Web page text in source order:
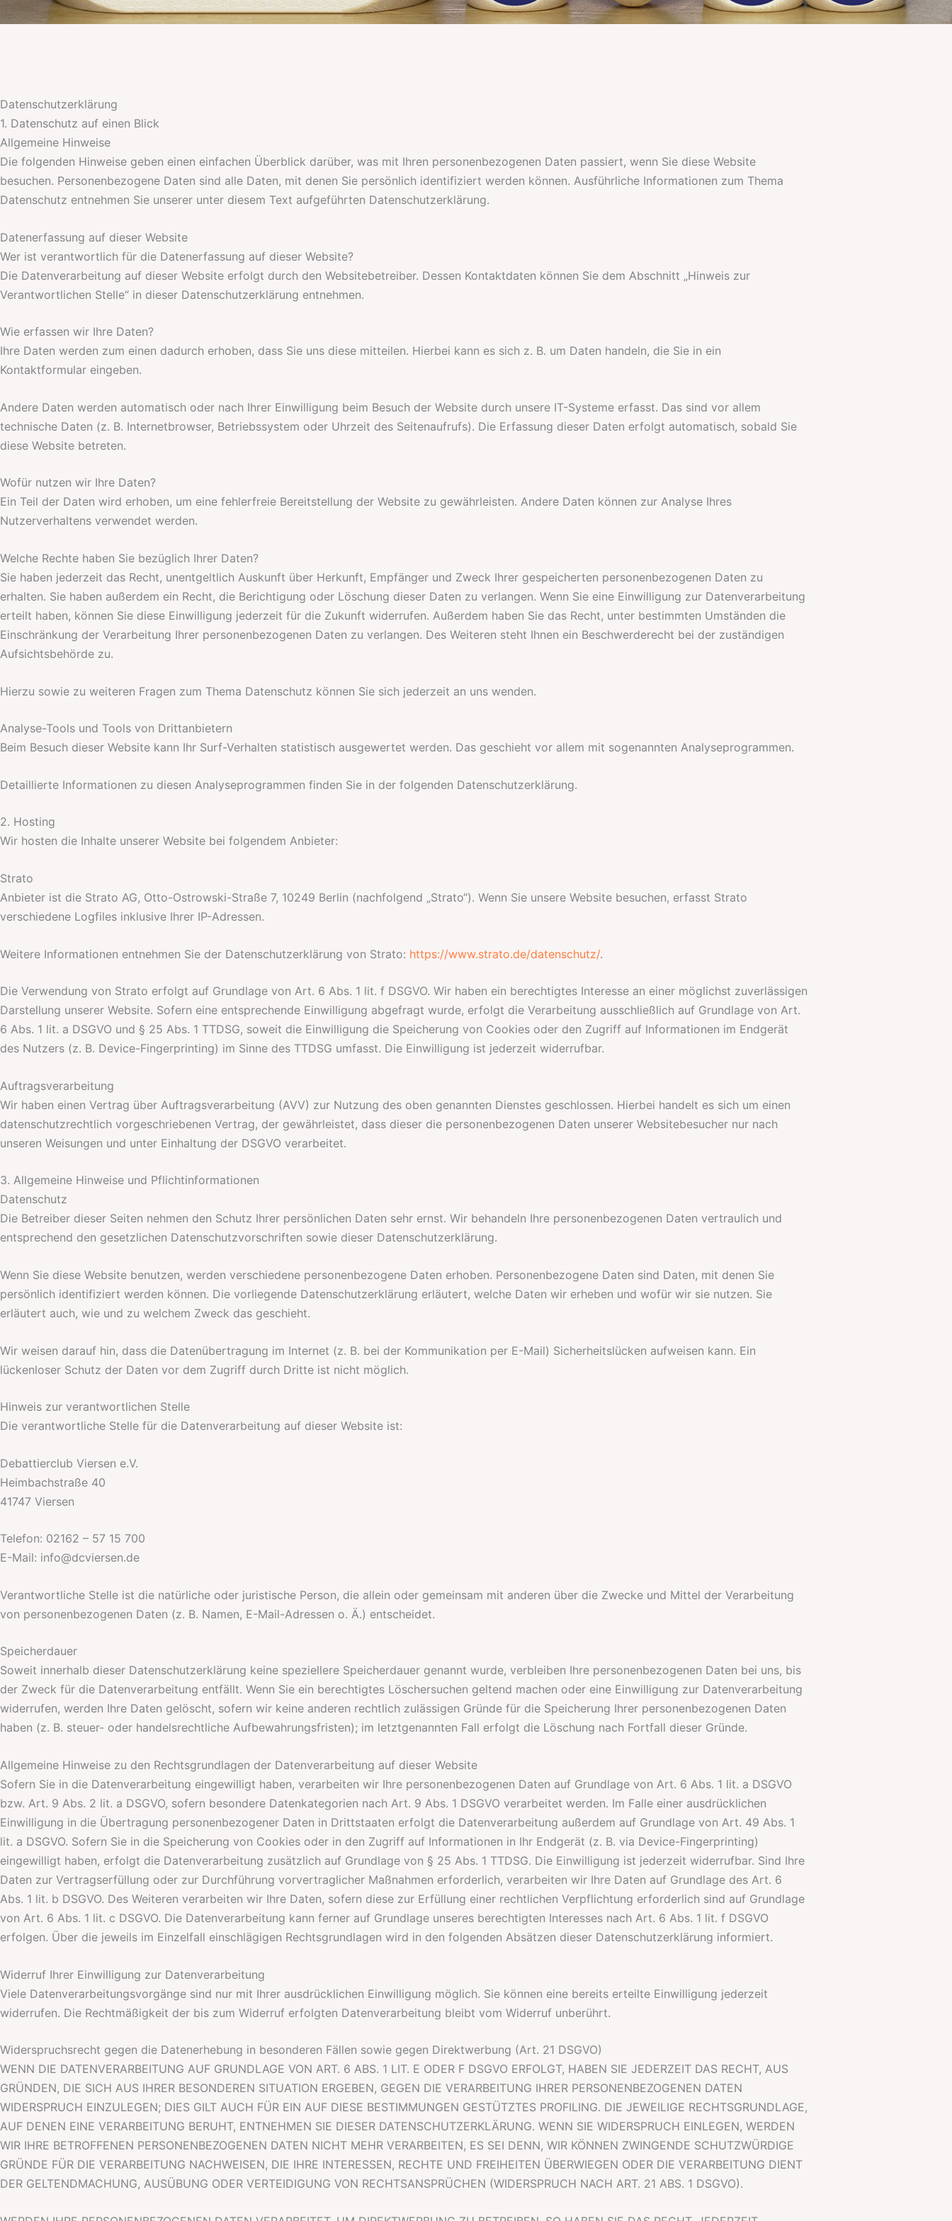
Datenschutz­erklärung
1. Datenschutz auf einen Blick
Allgemeine Hinweise
Die folgenden Hinweise geben einen einfachen Überblick darüber, was mit Ihren personenbezogenen Daten passiert, wenn Sie diese Website
besuchen. Personenbezogene Daten sind alle Daten, mit denen Sie persönlich identifiziert werden können. Ausführliche Informationen zum Thema
Datenschutz entnehmen Sie unserer unter diesem Text aufgeführten Datenschutzerklärung.
Datenerfassung auf dieser Website
Wer ist verantwortlich für die Datenerfassung auf dieser Website?
Die Datenverarbeitung auf dieser Website erfolgt durch den Websitebetreiber. Dessen Kontaktdaten können Sie dem Abschnitt „Hinweis zur
Verantwortlichen Stelle“ in dieser Datenschutzerklärung entnehmen.
Wie erfassen wir Ihre Daten?
Ihre Daten werden zum einen dadurch erhoben, dass Sie uns diese mitteilen. Hierbei kann es sich z. B. um Daten handeln, die Sie in ein
Kontaktformular eingeben.
Andere Daten werden automatisch oder nach Ihrer Einwilligung beim Besuch der Website durch unsere IT-Systeme erfasst. Das sind vor allem
technische Daten (z. B. Internetbrowser, Betriebssystem oder Uhrzeit des Seitenaufrufs). Die Erfassung dieser Daten erfolgt automatisch, sobald Sie
diese Website betreten.
Wofür nutzen wir Ihre Daten?
Ein Teil der Daten wird erhoben, um eine fehlerfreie Bereitstellung der Website zu gewährleisten. Andere Daten können zur Analyse Ihres
Nutzerverhaltens verwendet werden.
Welche Rechte haben Sie bezüglich Ihrer Daten?
Sie haben jederzeit das Recht, unentgeltlich Auskunft über Herkunft, Empfänger und Zweck Ihrer gespeicherten personenbezogenen Daten zu
erhalten. Sie haben außerdem ein Recht, die Berichtigung oder Löschung dieser Daten zu verlangen. Wenn Sie eine Einwilligung zur Datenverarbeitung
erteilt haben, können Sie diese Einwilligung jederzeit für die Zukunft widerrufen. Außerdem haben Sie das Recht, unter bestimmten Umständen die
Einschränkung der Verarbeitung Ihrer personenbezogenen Daten zu verlangen. Des Weiteren steht Ihnen ein Beschwerderecht bei der zuständigen
Aufsichtsbehörde zu.
Hierzu sowie zu weiteren Fragen zum Thema Datenschutz können Sie sich jederzeit an uns wenden.
Analyse-Tools und Tools von Dritt­anbietern
Beim Besuch dieser Website kann Ihr Surf-Verhalten statistisch ausgewertet werden. Das geschieht vor allem mit sogenannten Analyseprogrammen.
Detaillierte Informationen zu diesen Analyseprogrammen finden Sie in der folgenden Datenschutzerklärung.
2. Hosting
Wir hosten die Inhalte unserer Website bei folgendem Anbieter:
Strato
Anbieter ist die Strato AG, Otto-Ostrowski-Straße 7, 10249 Berlin (nachfolgend „Strato“). Wenn Sie unsere Website besuchen, erfasst Strato
verschiedene Logfiles inklusive Ihrer IP-Adressen.
Weitere Informationen entnehmen Sie der Datenschutzerklärung von Strato: https://www.strato.de/datenschutz/.
Die Verwendung von Strato erfolgt auf Grundlage von Art. 6 Abs. 1 lit. f DSGVO. Wir haben ein berechtigtes Interesse an einer möglichst zuverlässigen
Darstellung unserer Website. Sofern eine entsprechende Einwilligung abgefragt wurde, erfolgt die Verarbeitung ausschließlich auf Grundlage von Art.
6 Abs. 1 lit. a DSGVO und § 25 Abs. 1 TTDSG, soweit die Einwilligung die Speicherung von Cookies oder den Zugriff auf Informationen im Endgerät
des Nutzers (z. B. Device-Fingerprinting) im Sinne des TTDSG umfasst. Die Einwilligung ist jederzeit widerrufbar.
Auftragsverarbeitung
Wir haben einen Vertrag über Auftragsverarbeitung (AVV) zur Nutzung des oben genannten Dienstes geschlossen. Hierbei handelt es sich um einen
datenschutzrechtlich vorgeschriebenen Vertrag, der gewährleistet, dass dieser die personenbezogenen Daten unserer Websitebesucher nur nach
unseren Weisungen und unter Einhaltung der DSGVO verarbeitet.
3. Allgemeine Hinweise und Pflicht­informationen
Datenschutz
Die Betreiber dieser Seiten nehmen den Schutz Ihrer persönlichen Daten sehr ernst. Wir behandeln Ihre personenbezogenen Daten vertraulich und
entsprechend den gesetzlichen Datenschutzvorschriften sowie dieser Datenschutzerklärung.
Wenn Sie diese Website benutzen, werden verschiedene personenbezogene Daten erhoben. Personenbezogene Daten sind Daten, mit denen Sie
persönlich identifiziert werden können. Die vorliegende Datenschutzerklärung erläutert, welche Daten wir erheben und wofür wir sie nutzen. Sie
erläutert auch, wie und zu welchem Zweck das geschieht.
Wir weisen darauf hin, dass die Datenübertragung im Internet (z. B. bei der Kommunikation per E-Mail) Sicherheitslücken aufweisen kann. Ein
lückenloser Schutz der Daten vor dem Zugriff durch Dritte ist nicht möglich.
Hinweis zur verantwortlichen Stelle
Die verantwortliche Stelle für die Datenverarbeitung auf dieser Website ist:
Debattierclub Viersen e.V.
Heimbachstraße 40
41747 Viersen
Telefon: 02162 – 57 15 700
E-Mail: info@dcviersen.de
Verantwortliche Stelle ist die natürliche oder juristische Person, die allein oder gemeinsam mit anderen über die Zwecke und Mittel der Verarbeitung
von personenbezogenen Daten (z. B. Namen, E-Mail-Adressen o. Ä.) entscheidet.
Speicherdauer
Soweit innerhalb dieser Datenschutzerklärung keine speziellere Speicherdauer genannt wurde, verbleiben Ihre personenbezogenen Daten bei uns, bis
der Zweck für die Datenverarbeitung entfällt. Wenn Sie ein berechtigtes Löschersuchen geltend machen oder eine Einwilligung zur Datenverarbeitung
widerrufen, werden Ihre Daten gelöscht, sofern wir keine anderen rechtlich zulässigen Gründe für die Speicherung Ihrer personenbezogenen Daten
haben (z. B. steuer- oder handelsrechtliche Aufbewahrungsfristen); im letztgenannten Fall erfolgt die Löschung nach Fortfall dieser Gründe.
Allgemeine Hinweise zu den Rechtsgrundlagen der Datenverarbeitung auf dieser Website
Sofern Sie in die Datenverarbeitung eingewilligt haben, verarbeiten wir Ihre personenbezogenen Daten auf Grundlage von Art. 6 Abs. 1 lit. a DSGVO
bzw. Art. 9 Abs. 2 lit. a DSGVO, sofern besondere Datenkategorien nach Art. 9 Abs. 1 DSGVO verarbeitet werden. Im Falle einer ausdrücklichen
Einwilligung in die Übertragung personenbezogener Daten in Drittstaaten erfolgt die Datenverarbeitung außerdem auf Grundlage von Art. 49 Abs. 1
lit. a DSGVO. Sofern Sie in die Speicherung von Cookies oder in den Zugriff auf Informationen in Ihr Endgerät (z. B. via Device-Fingerprinting)
eingewilligt haben, erfolgt die Datenverarbeitung zusätzlich auf Grundlage von § 25 Abs. 1 TTDSG. Die Einwilligung ist jederzeit widerrufbar. Sind Ihre
Daten zur Vertragserfüllung oder zur Durchführung vorvertraglicher Maßnahmen erforderlich, verarbeiten wir Ihre Daten auf Grundlage des Art. 6
Abs. 1 lit. b DSGVO. Des Weiteren verarbeiten wir Ihre Daten, sofern diese zur Erfüllung einer rechtlichen Verpflichtung erforderlich sind auf Grundlage
von Art. 6 Abs. 1 lit. c DSGVO. Die Datenverarbeitung kann ferner auf Grundlage unseres berechtigten Interesses nach Art. 6 Abs. 1 lit. f DSGVO
erfolgen. Über die jeweils im Einzelfall einschlägigen Rechtsgrundlagen wird in den folgenden Absätzen dieser Datenschutzerklärung informiert.
Widerruf Ihrer Einwilligung zur Datenverarbeitung
Viele Datenverarbeitungsvorgänge sind nur mit Ihrer ausdrücklichen Einwilligung möglich. Sie können eine bereits erteilte Einwilligung jederzeit
widerrufen. Die Rechtmäßigkeit der bis zum Widerruf erfolgten Datenverarbeitung bleibt vom Widerruf unberührt.
Widerspruchsrecht gegen die Datenerhebung in besonderen Fällen sowie gegen Direktwerbung (Art. 21 DSGVO)
WENN DIE DATENVERARBEITUNG AUF GRUNDLAGE VON ART. 6 ABS. 1 LIT. E ODER F DSGVO ERFOLGT, HABEN SIE JEDERZEIT DAS RECHT, AUS
GRÜNDEN, DIE SICH AUS IHRER BESONDEREN SITUATION ERGEBEN, GEGEN DIE VERARBEITUNG IHRER PERSONENBEZOGENEN DATEN
WIDERSPRUCH EINZULEGEN; DIES GILT AUCH FÜR EIN AUF DIESE BESTIMMUNGEN GESTÜTZTES PROFILING. DIE JEWEILIGE RECHTSGRUNDLAGE,
AUF DENEN EINE VERARBEITUNG BERUHT, ENTNEHMEN SIE DIESER DATENSCHUTZERKLÄRUNG. WENN SIE WIDERSPRUCH EINLEGEN, WERDEN
WIR IHRE BETROFFENEN PERSONENBEZOGENEN DATEN NICHT MEHR VERARBEITEN, ES SEI DENN, WIR KÖNNEN ZWINGENDE SCHUTZWÜRDIGE
GRÜNDE FÜR DIE VERARBEITUNG NACHWEISEN, DIE IHRE INTERESSEN, RECHTE UND FREIHEITEN ÜBERWIEGEN ODER DIE VERARBEITUNG DIENT
DER GELTENDMACHUNG, AUSÜBUNG ODER VERTEIDIGUNG VON RECHTSANSPRÜCHEN (WIDERSPRUCH NACH ART. 21 ABS. 1 DSGVO).